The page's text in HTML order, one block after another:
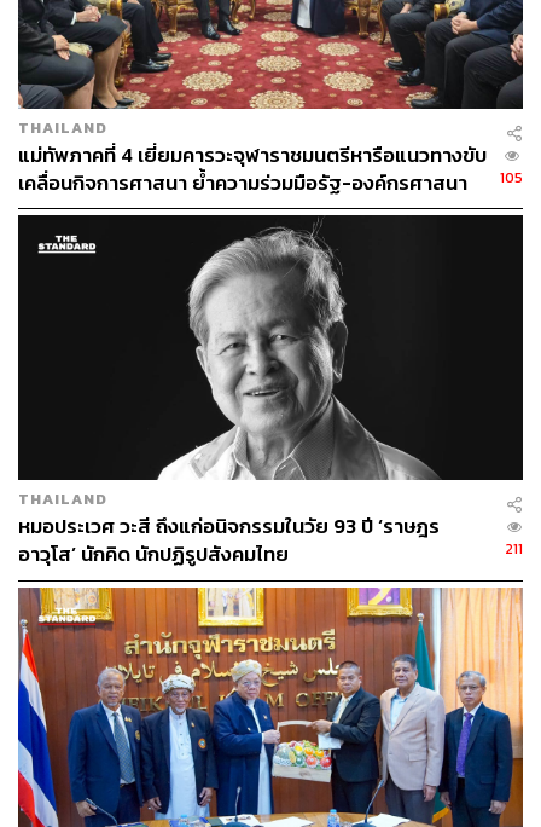
THAILAND
แม่ทัพภาคที่ 4 เยี่ยมคารวะจุฬาราชมนตรีหารือแนวทางขับ
เคลื่อนกิจการศาสนา ย้ำความร่วมมือรัฐ-องค์กรศาสนา
อิสลาม
105
THAILAND
หมอประเวศ วะสี ถึงแก่อนิจกรรมในวัย 93 ปี ‘ราษฎร
อาวุโส’ นักคิด นักปฏิรูปสังคมไทย
211